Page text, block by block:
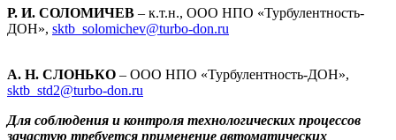
Р. И. СОЛОМИЧЕВ – к.т.н., ООО НПО «Турбулентность-
ДОН», sktb_solomichev@turbo-don.ru
А. Н. СЛОНЬКО – ООО НПО «Турбулентность-ДОН»,
sktb_std2@turbo-don.ru
Для соблюдения и контроля технологических процессов
зачастую требуется применение автоматических